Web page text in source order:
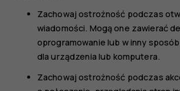
Zachowaj ostrożność podczas
wiadomości. Mogą one zawierać
oprogramowanie lub w inny
dla urządzenia lub komputera.
Zachowaj ostrożność podczas